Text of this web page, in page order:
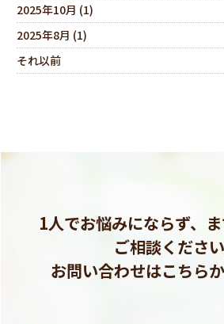
2025年10月 (1)
2025年8月 (1)
それ以前
1人でお悩みにならず、
ご相談ください
お問い合わせはこちら